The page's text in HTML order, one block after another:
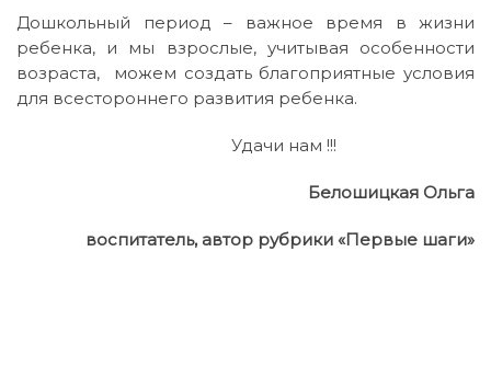
Дошкольный период – важное время в жизни
ребенка, и мы взрослые, учитывая особенности
возраста, можем создать благоприятные условия
для всестороннего развития ребенка.
Удачи нам !!!
Белошицкая Ольга
воспитатель, автор рубрики «Первые шаги»